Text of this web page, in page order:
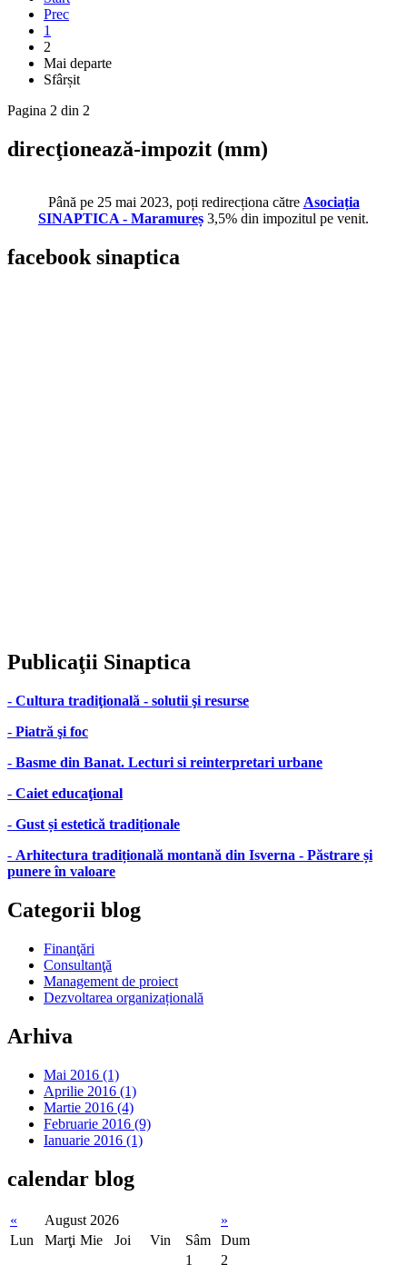
Prec
1
2
Mai departe
Sfârșit
Pagina 2 din 2
direcţionează-impozit (mm)
Până pe 25 mai 2023, poți redirecționa către Asociația
SINAPTICA - Maramureș 3,5% din impozitul pe venit.
facebook sinaptica
Publicaţii Sinaptica
- Cultura tradiţională - solutii şi resurse
- Piatră şi foc
- Basme din Banat. Lecturi si reinterpretari urbane
- Caiet educaţional
- Gust și estetică tradiționale
- Arhitectura tradițională montană din Isverna - Păstrare și
punere în valoare
Categorii blog
Finanţări
Consultanţă
Management de proiect
Dezvoltarea organizațională
Arhiva
Mai 2016 (1)
Aprilie 2016 (1)
Martie 2016 (4)
Februarie 2016 (9)
Ianuarie 2016 (1)
calendar blog
« August 2026
»
Lun
Marţi Mie Joi Vin Sâm
Dum
1
2